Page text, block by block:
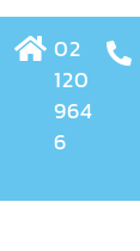
02
120
964
6